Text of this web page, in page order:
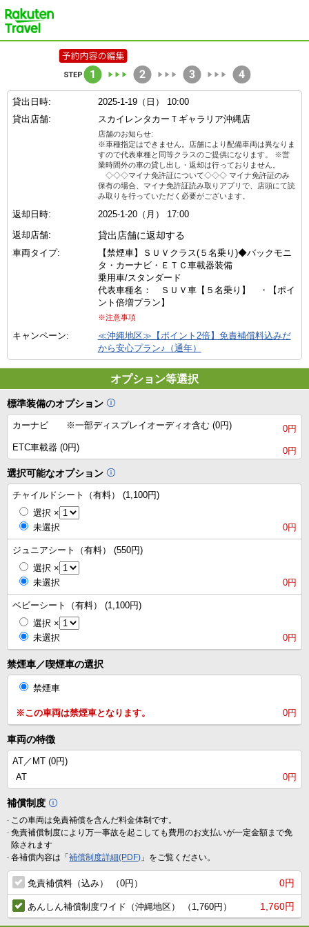
貸出日時:
2025-1-19（日） 10:00
貸出店舗:
スカイレンタカーＴギャラリア沖縄店
店舗のお知らせ:
※車種指定はできません。店舗により配備車両は異なりま
すので代表車種と同等クラスのご提供になります。 ※営
業時間外の車の貸し出し・返却は行っておりません。
◇◇◇マイナ免許証について◇◇◇ マイナ免許証のみ
保有の場合、マイナ免許証読み取りアプリで、店頭にて読
み取りを行っていただく必要がございます。
返却日時:
2025-1-20（月） 17:00
返却店舗:
貸出店舗に返却する
車両タイプ:
【禁煙車】ＳＵＶクラス(５名乗り)◆バックモニ
タ・カーナビ・ＥＴＣ車載器装備
乗用車/スタンダード
代表車種名： ＳＵＶ車【５名乗り】 ・【ポイ
ント倍増プラン】
※注意事項
キャンペーン:
≪沖縄地区≫【ポイント2倍】免責補償料込みだ
から安心プラン♪（通年）
オプション等選択
標準装備のオプション
カーナビ ※一部ディスプレイオーディオ含む (0円)
0円
ETC車載器 (0円)
0円
選択可能なオプション
チャイルドシート（有料） (1,100円)
選択 ×
未選択
0円
ジュニアシート（有料） (550円)
選択 ×
未選択
0円
ベビーシート（有料） (1,100円)
選択 ×
未選択
0円
禁煙車／喫煙車の選択
禁煙車
※この車両は禁煙車となります。 0円
車両の特徴
AT／MT (0円)
AT
0円
補償制度
この車両は免責補償を含んだ料金体制です。
免責補償制度により万一事故を起こしても費用のお支払いが一定金額まで免
除されます
各補償内容は「補償制度詳細(PDF) 」をご覧ください。
免責補償料（込み） （0円） 0円
あんしん補償制度ワイド（沖縄地区） （1,760円） 1,760円